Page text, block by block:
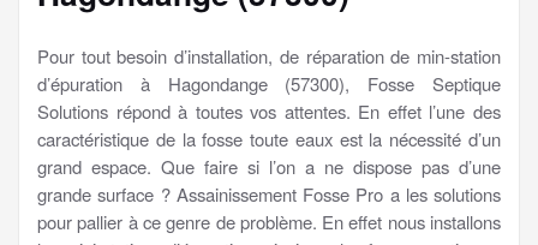
Pour tout besoin d’installation, de réparation de min-station
d’épuration à Hagondange (57300), Fosse Septique
Solutions répond à toutes vos attentes. En effet l’une des
caractéristique de la fosse toute eaux est la nécessité d’un
grand espace. Que faire si l’on a ne dispose pas d’une
grande surface ? Assainissement Fosse Pro a les solutions
pour pallier à ce genre de problème. En effet nous installons